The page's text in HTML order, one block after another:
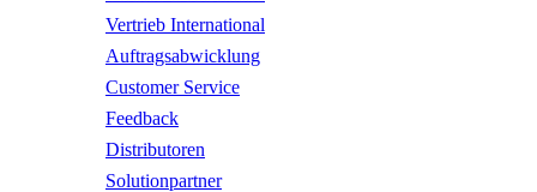
Vertrieb International
Auftragsabwicklung
Customer Service
Feedback
Distributoren
Solutionpartner